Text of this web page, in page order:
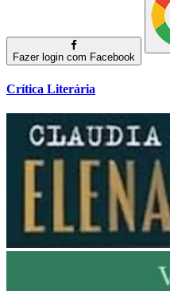
Fazer login com Facebook
Crítica Literária